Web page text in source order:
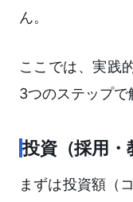
ん。
ここでは、実践
3つのステップで
投資（採用
まずは投資額（